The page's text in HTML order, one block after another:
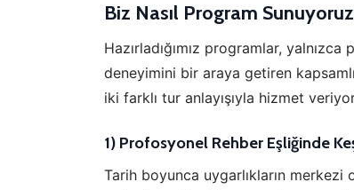
Biz Nasıl Program
Hazırladığımız programlar,
deneyimini bir araya getiren
iki farklı tur anlayışıyla hizmet
1) Profosyonel Rehber Eşliğinde
Tarih boyunca uygarlıkların merkezi